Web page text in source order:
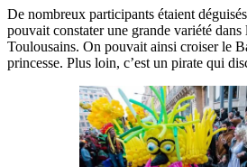
De nombreux participants étaient
pouvait constater une grande variété dans
Toulousains. On pouvait ainsi croiser le
princesse. Plus loin, c’est un pirate qui